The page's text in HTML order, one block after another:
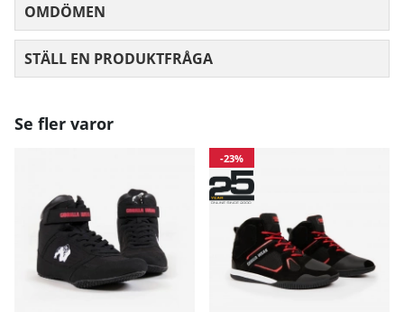
OMDÖMEN
STÄLL EN PRODUKTFRÅGA
Se fler varor
-23%